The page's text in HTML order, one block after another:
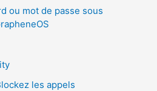
ou mot de passe sous
les appels